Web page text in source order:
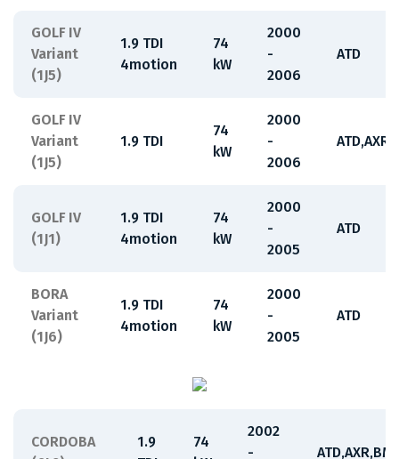
GOLF IV
Variant
(1J5)
1.9 TDI
4motion
74
kW
2000
-
2006
ATD
GOLF IV
Variant
(1J5)
1.9 TDI
74
kW
2000
-
2006
ATD,AXR
GOLF IV
(1J1)
1.9 TDI
4motion
74
kW
2000
-
2005
ATD
BORA
Variant
(1J6)
1.9 TDI
4motion
74
kW
2000
-
2005
ATD
CORDOBA
1.9
74
2002
-